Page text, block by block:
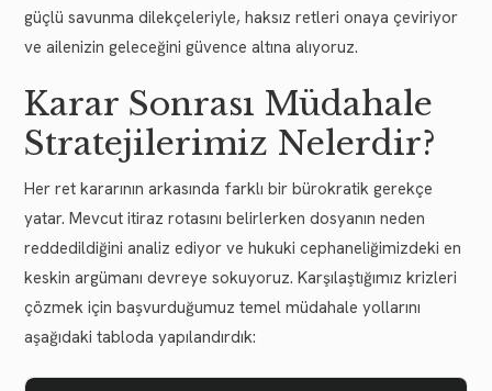
güçlü savunma dilekçeleriyle, haksız retleri onaya çeviriyor
ve ailenizin geleceğini güvence altına alıyoruz.
Karar Sonrası Müdahale
Stratejilerimiz Nelerdir?
Her ret kararının arkasında farklı bir bürokratik gerekçe
yatar. Mevcut itiraz rotasını belirlerken dosyanın neden
reddedildiğini analiz ediyor ve hukuki cephaneliğimizdeki en
keskin argümanı devreye sokuyoruz. Karşılaştığımız krizleri
çözmek için başvurduğumuz temel müdahale yollarını
aşağıdaki tabloda yapılandırdık: